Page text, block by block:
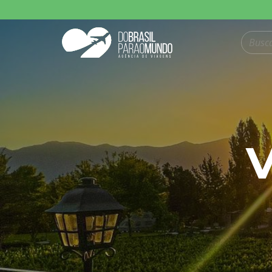
Pesquisar